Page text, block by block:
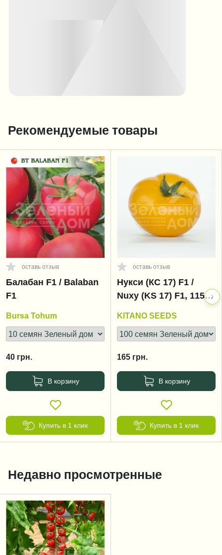
Рекомендуемые товары
оставь отзыв
Балабан F1 / Balaban
F1
Bursa Tohum
40 грн.
В корзину
Купить в 1 клик
оставь отзыв
Нукси (КС 17) F1 /
Nuxy (KS 17) F1, 115-
KITANO SEEDS
165 грн.
В корзину
Купить в 1 клик
Недавно просмотренные